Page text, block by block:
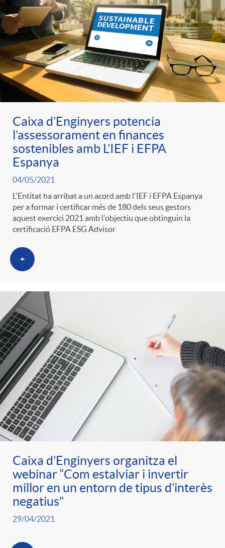
a
s
Caixa d’Enginyers potencia
l’assessorament en finances
sostenibles amb L’IEF i EFPA
Espanya
04/05/2021
L'Entitat ha arribat a un acord amb l'IEF i EFPA Espanya
per a formar i certificar més de 180 dels seus gestors
aquest exercici 2021 amb l'objectiu que obtinguin la
certificació EFPA ESG Advisor
+
Caixa d’Enginyers organitza el
webinar “Com estalviar i invertir
millor en un entorn de tipus d’interès
negatius”
29/04/2021